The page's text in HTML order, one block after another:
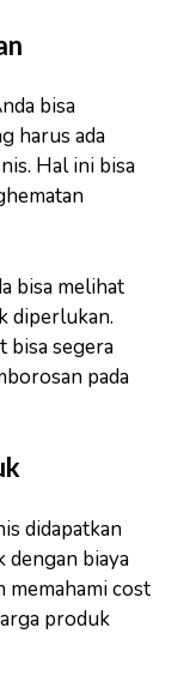
bisa
harus ada
Hal ini bisa
bisa melihat
diperlukan.
bisa segera
pada
didapatkan
dengan biaya
memahami cost
produk